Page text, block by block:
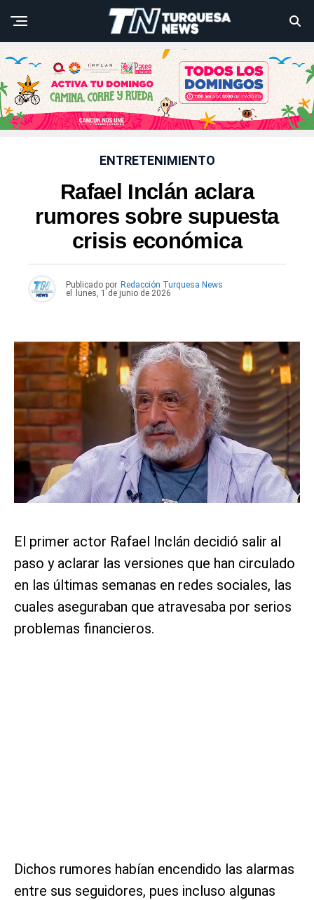
ENTRETENIMIENTO
Rafael Inclán aclara
rumores sobre supuesta
crisis económica
Publicado por Redacción Turquesa News
el
lunes, 1 de junio de 2026
El primer actor Rafael Inclán decidió salir al
paso y aclarar las versiones que han circulado
en las últimas semanas en redes sociales, las
cuales aseguraban que atravesaba por serios
problemas financieros.
Dichos rumores habían encendido las alarmas
entre sus seguidores, pues incluso algunas